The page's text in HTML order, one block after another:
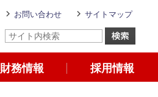
お問い合わせ サイトマップ
財務情報 採用情報